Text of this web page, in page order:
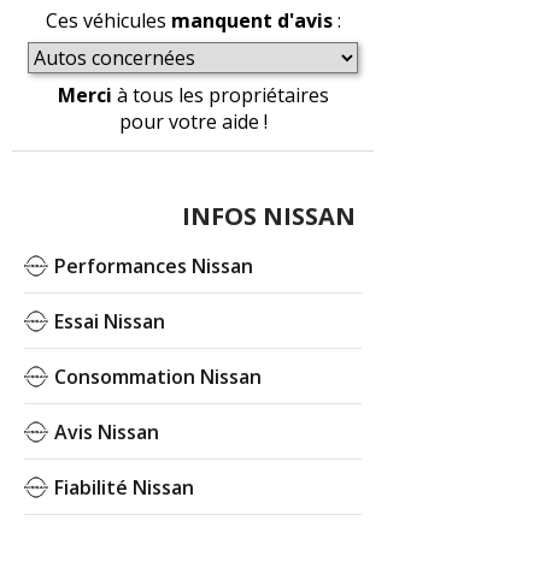
Ces véhicules manquent d'avis:
Merci à tous les propriétaires
pour votre aide !
INFOS NISSAN
Performances Nissan
Essai Nissan
Consommation Nissan
Avis Nissan
Fiabilité Nissan